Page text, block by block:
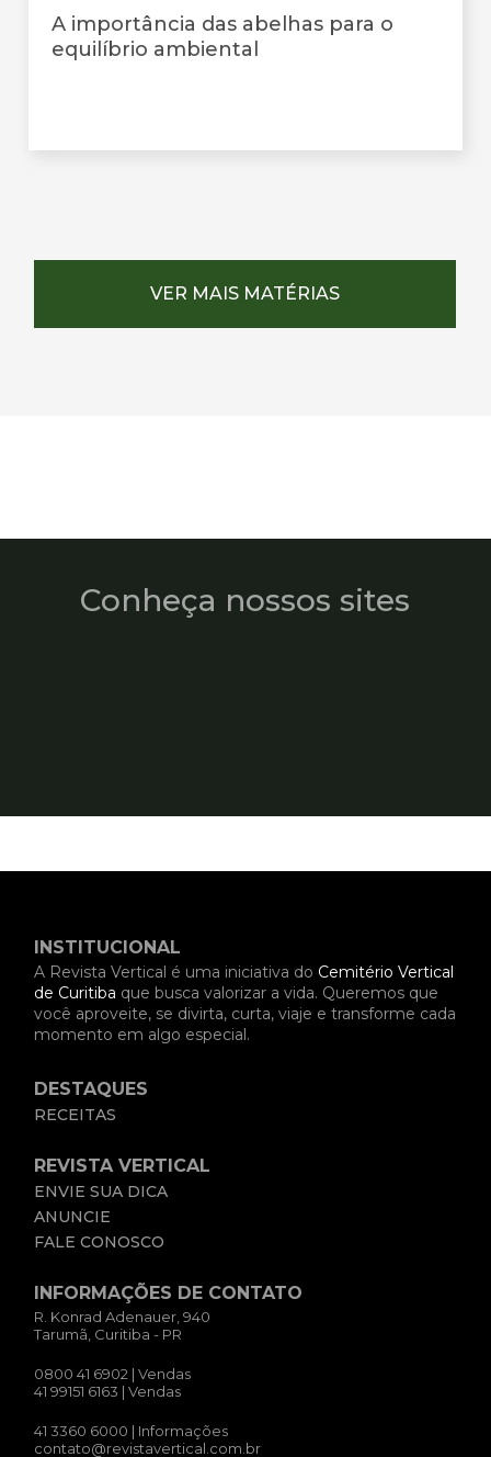
A importância das abelhas para o
equilíbrio ambiental
VER MAIS MATÉRIAS
Conheça nossos sites
INSTITUCIONAL
A Revista Vertical é uma iniciativa do Cemitério Vertical
de Curitiba que busca valorizar a vida. Queremos que
você aproveite, se divirta, curta, viaje e transforme cada
momento em algo especial.
DESTAQUES
RECEITAS
REVISTA VERTICAL
ENVIE SUA DICA
ANUNCIE
FALE CONOSCO
INFORMAÇÕES DE CONTATO
R. Konrad Adenauer, 940
Tarumã, Curitiba - PR
0800 41 6902 | Vendas
41 99151 6163 | Vendas
41 3360 6000 | Informações
contato@revistavertical.com.br